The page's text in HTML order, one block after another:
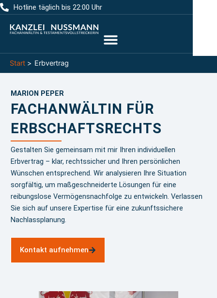
Zum
Inhalt
springen
Hotline täglich bis 22:00 Uhr
Start Erbvertrag
MARION PEPER
FACHANWÄLTIN FÜR
ERBSCHAFTSRECHTS
Gestalten Sie gemeinsam mit mir Ihren individuellen
Erbvertrag – klar, rechtssicher und Ihren persönlichen
Wünschen entsprechend. Wir analysieren Ihre Situation
sorgfältig, um maßgeschneiderte Lösungen für eine
reibungslose Vermögensnachfolge zu entwickeln. Verlassen
Sie sich auf unsere Expertise für eine zukunftssichere
Nachlassplanung.
Kontakt aufnehmen